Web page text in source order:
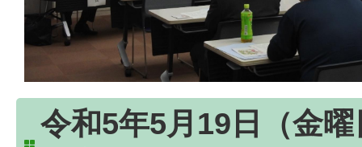
令和5年5月19日（金